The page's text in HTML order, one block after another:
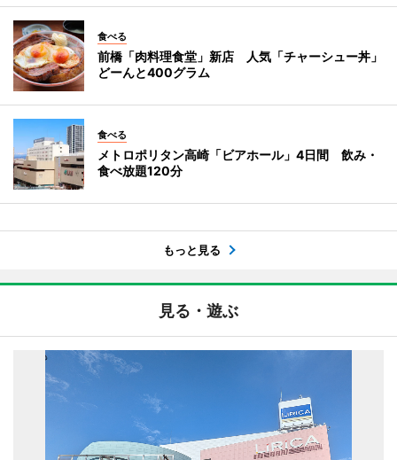
食べる
前橋「肉料理食堂」新店 人気「チャーシュー丼」
どーんと400グラム
食べる
メトロポリタン高崎「ビアホール」4日間 飲み・
食べ放題120分
もっと見る
見る・遊ぶ